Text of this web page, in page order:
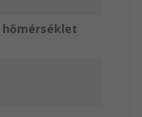
hőmérséklet